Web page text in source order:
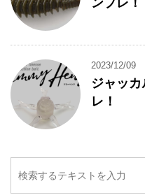
ンプレ！
2023/12/09
ジャッ
レ！